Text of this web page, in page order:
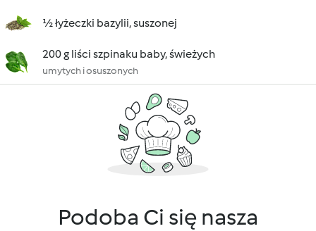
½ łyżeczki bazylii, suszonej
200 g liści szpinaku baby, świeżych
umytych i osuszonych
Podoba Ci się nasza